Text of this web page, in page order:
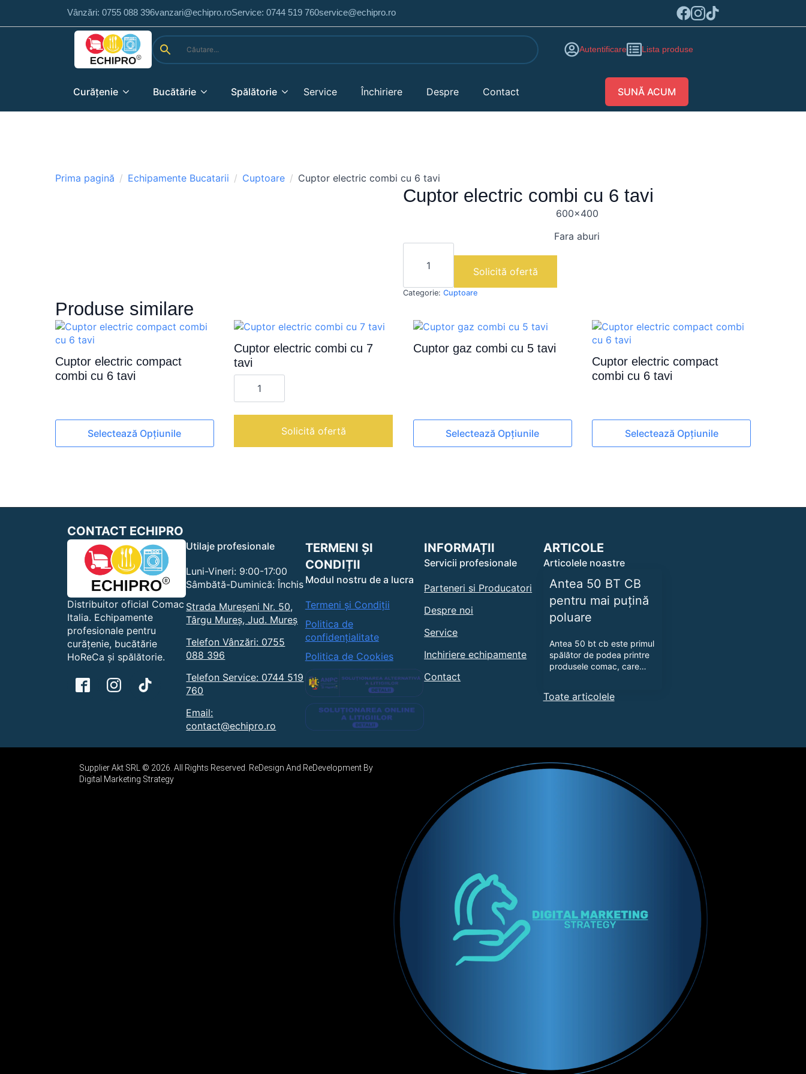
Vânzări: 0755 088 396vanzari@echipro.roService: 0744 519 760service@echipro.ro
Autentificare Lista produse
Curățenie Bucătărie Spălătorie Service Închiriere Despre Contact SUNĂ ACUM
Prima pagină Echipamente Bucatarii Cuptoare Cuptor electric combi cu 6 tavi
Cuptor electric combi cu 6 tavi
600×400
Fara aburi
Cantitate
electric
cu
6
Solicită ofertă
Categorie: Cuptoare
Produse similare
Cuptor electric compact
combi cu 6 tavi
Selectează Opțiunile
Opțiunile
alese
produsului.
Cuptor electric combi cu 7
tavi
Cantitate
Cuptor
electric
cu
Solicită ofertă
Cuptor gaz combi cu 5 tavi
Selectează Opțiunile
Opțiunile
alese
pagina
produsului.
Cuptor electric compact
combi cu 6 tavi
Selectează Opțiunile
Opțiunile
alese
pagina
produsului.
CONTACT ECHIPRO
Distribuitor oficial Comac
Italia. Echipamente
profesionale pentru
curățenie, bucătărie
HoReCa și spălătorie.
Utilaje profesionale
Luni-Vineri: 9:00-17:00
Sâmbătă-Duminică: Închis
Strada Mureșeni Nr. 50,
Târgu Mureș, Jud. Mureș
Telefon Vânzări: 0755
088 396
Telefon Service: 0744 519
760
Email:
contact@echipro.ro
TERMENI ȘI
CONDIȚII
Modul nostru de a lucra
Termeni și Condiții
Politica de
confidențialitate
Politica de Cookies
INFORMAȚII
Servicii profesionale
Parteneri si Producatori
Despre noi
Service
Inchiriere echipamente
Contact
ARTICOLE
Articolele noastre
Antea 50 BT CB
pentru mai puțină
poluare
Antea 50 bt cb este primul
spălător de podea printre
produsele comac, care…
Toate articolele
Supplier Akt SRL © 2026. All Rights Reserved. ReDesign And ReDevelopment By
Digital Marketing Strategy